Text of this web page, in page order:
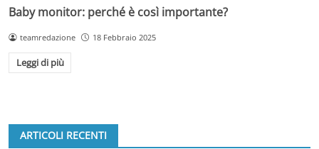
Baby monitor: perché è così importante?
teamredazione 18 Febbraio 2025
Leggi di più
ARTICOLI RECENTI